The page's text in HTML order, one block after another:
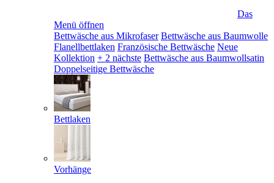
Das
Menü öffnen
Bettwäsche aus Mikrofaser Bettwäsche aus Baumwolle
Flanellbettlaken Französische Bettwäsche Neue
Kollektion + 2 nächste Bettwäsche aus Baumwollsatin
Doppelseitige Bettwäsche
Bettlaken
Vorhänge